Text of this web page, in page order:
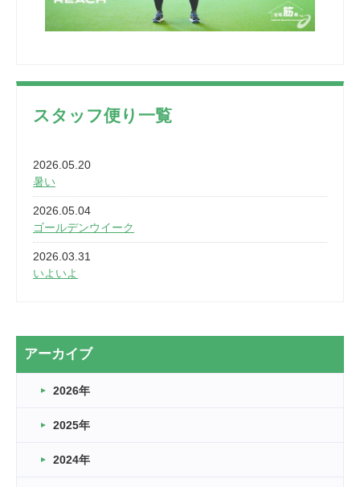
スタッフ便り一覧
2026.05.20
暑い
2026.05.04
ゴールデンウイーク
2026.03.31
いよいよ
2026.03.20
なぎなた
2026.03.16
車いすバスケとRくんのお話
アーカイブ
2026年
2025年
2024年